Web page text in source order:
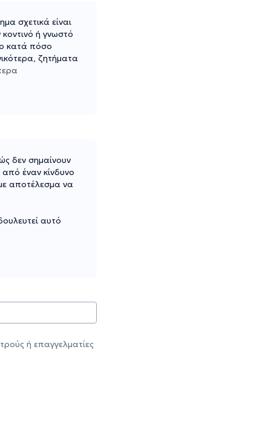
σχετικά είναι
ή γνωστό
κατά πόσο
ζητήματα
δεν σημαίνουν
έναν κίνδυνο
αποτέλεσμα να
αυτό
ή επαγγελματίες